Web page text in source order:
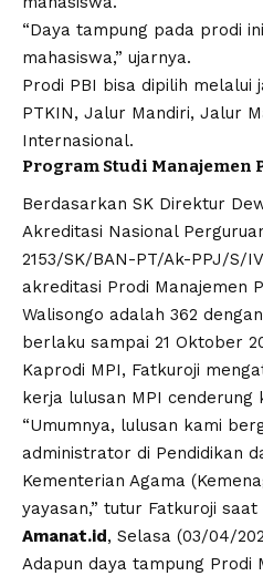
“Daya tampung pada prodi
mahasiswa,” ujarnya.
Prodi PBI bisa dipilih melalui
PTKIN, Jalur Mandiri, Jalur
Internasional.
Program Studi Manajemen
Berdasarkan SK Direktur
Akreditasi Nasional
2153/SK/BAN-PT/Ak-PPJ/S/
akreditasi Prodi Manajemen
Walisongo adalah 362
berlaku sampai 21 Oktober
Kaprodi MPI, Fatkuroji
kerja lulusan MPI cenderung
“Umumnya, lulusan kami
administrator di Pendidikan
Kementerian Agama
yayasan,” tutur Fatkuroji
Amanat.id, Selasa (03/04/
Adapun daya tampung Prodi